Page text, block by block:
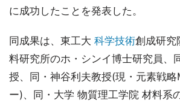
に成功したことを発表した。
同成果は、東工大 科学技術創成研究
料研究所のホ・シンイ博士研究員、
授、同・神谷利夫教授(現・元素戦略
ー)、同・大学 物質理工学院 材料系